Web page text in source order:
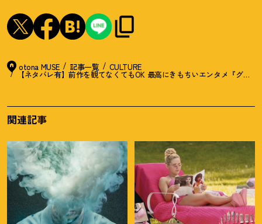
otona MUSE 記事一覧 CULTURE
【ネタバレ有】前作を観てなくてもOK 最高にきもちいエンタメ『グラ
関連記事